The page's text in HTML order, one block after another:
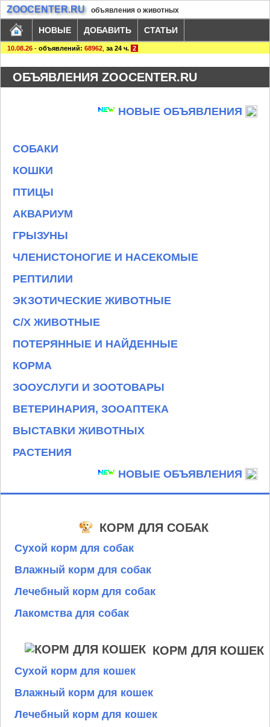
ZOOCENTER.RU объявления о животных
НОВЫЕ ДОБАВИТЬ СТАТЬИ
10.08.26 - объявлений: 68962 за 24 ч. 2
ОБЪЯВЛЕНИЯ ZOOCENTER.RU
НОВЫЕ ОБЪЯВЛЕНИЯ
СОБАКИ
КОШКИ
ПТИЦЫ
АКВАРИУМ
ГРЫЗУНЫ
ЧЛЕНИСТОНОГИЕ И НАСЕКОМЫЕ
РЕПТИЛИИ
ЭКЗОТИЧЕСКИЕ ЖИВОТНЫЕ
С/Х ЖИВОТНЫЕ
ПОТЕРЯННЫЕ И НАЙДЕННЫЕ
КОРМА
ЗООУСЛУГИ И ЗООТОВАРЫ
ВЕТЕРИНАРИЯ, ЗООАПТЕКА
ВЫСТАВКИ ЖИВОТНЫХ
РАСТЕНИЯ
НОВЫЕ ОБЪЯВЛЕНИЯ
КОРМ ДЛЯ СОБАК
Сухой корм для собак
Влажный корм для собак
Лечебный корм для собак
Лакомства для собак
КОРМ ДЛЯ КОШЕК
Сухой корм для кошек
Влажный корм для кошек
Лечебный корм для кошек